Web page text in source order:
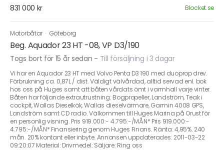
831 000 kr Blocket.se
Motorbåtar · Göteborg
Beg. Aquador 23 HT -08, VP D3/190
Togs bort för 15 år sedan - Till försäljning i 3 dagar
Vi har en Aquador 23 HT med Volvo Penta D3 190 med duoprop drev.
Förbrukning ca. 0,87L / dist. Väldigt välvårdad, alltid servad enl. bok
hos oss på Huges samt att båten vårdats ömt i varmhall varje vinter.
Båten har följande extrautrustning: Bogpropeller, Landström, Teak i
cockpit, Wallas Dieselkök, Wallas dieselvärmare, Garmin 4008 GPS,
Landström samt CD radio. Välkommen till Huges Marina på Orust för
en personlig visning. Pris 919.000:- 4.795:-/MÅN* Pris 919.000:-
4.795:-/MÅN* Finansiering genom Huges Finans. Ränta: 4,95%. 240
mån. 20% kontant eller inbyte. Annonsen uppdaterades: 2011-03-22
09:20:07 Material: Drivmedel: Säljare: Ring oss